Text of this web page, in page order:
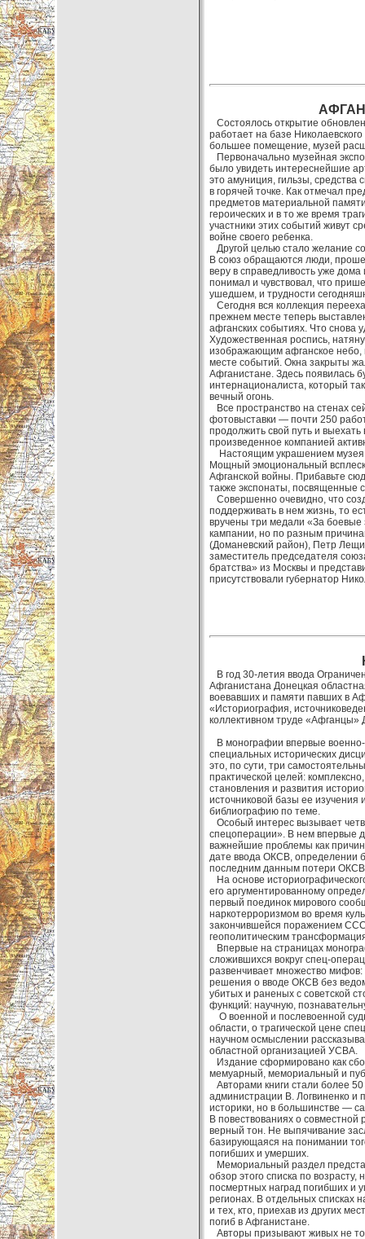
Состоялось открытие
работает на базе
большее помещение, музей
Первоначально музейная
было увидеть интереснейшие
это амуниция, гильзы, средства
в горячей точке. Как отмечал
предметов материальной
героических и в то же время
участники этих событий живут
войне своего ребенка.
Другой целью стало желание
В союз обращаются люди,
веру в справедливость уже
понимал и чувствовал, что
ушедшем, и трудности
Сегодня вся коллекция
прежнем месте теперь
афганских событиях. Что снова
Художественная роспись,
изображающим афганское небо,
месте событий. Окна закрыты
Афганистане. Здесь появилась
интернационалиста, который
вечный огонь.
Все пространство на стенах
фотовыставки — почти 250
продолжить свой путь и
произведенное компанией
Настоящим украшением музея
Мощный эмоциональный
Афганской войны. Прибавьте
также экспонаты, посвященные
Совершенно очевидно, что
поддерживать в нем жизнь, то
вручены три медали «За боевые
кампании, но по разным
(Доманевский район), Петр
заместитель председателя
братства» из Москвы и
присутствовали губернатор
В год 30-летия ввода
Афганистана Донецкая
воевавших и памяти павших в
«Историография,
коллективном труде «Афганцы»
В монографии впервые
специальных исторических
это, по сути, три
практической целей:
становления и развития
источниковой базы ее
библиографию по теме.
Особый интерес вызывает
спецоперации». В нем впервые
важнейшие проблемы как
дате ввода ОКСВ, определении
последним данным потери ОКСВ
На основе
его аргументированному
первый поединок мирового
наркотерроризмом во время
закончившейся поражением
геополитическим
Впервые на страницах
сложившихся вокруг спец-
развенчивает множество
решения о вводе ОКСВ без
убитых и раненых с советской
функций: научную,
О военной и послевоенной
области, о трагической цене
научном осмыслении
областной организацией УСВА.
Издание сформировано как
мемуарный, мемориальный и
Авторами книги стали более
администрации В. Логвиненко и
историки, но в большинстве —
В повествованиях о
верный тон. Не выпячивание
базирующаяся на понимании
погибших и умерших.
Мемориальный раздел
обзор этого списка по
посмертных наград погибших и
регионах. В отдельных списках
и тех, кто, приехав из других
погиб в Афганистане.
Авторы призывают живых не